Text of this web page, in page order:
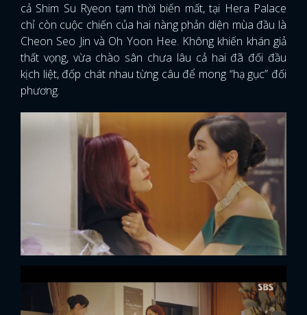
cả Shim Su Ryeon tạm thời biến mất, tại Hera Palace
chỉ còn cuộc chiến của hai nàng phản diện mùa đầu là
Cheon Seo Jin và Oh Yoon Hee. Không khiến khán giả
thất vọng, vừa chào sân chưa lâu cả hai đã đối đầu
kịch liệt, đốp chát nhau từng câu để mong “hạ gục” đối
phương.